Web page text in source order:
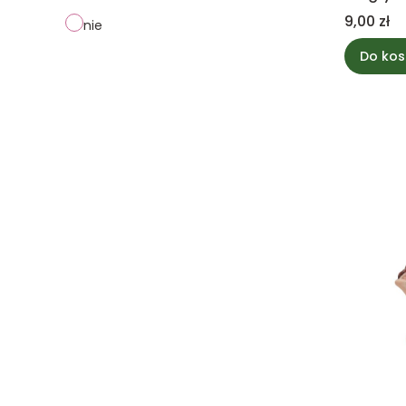
nie
Cena
9,00 zł
Do